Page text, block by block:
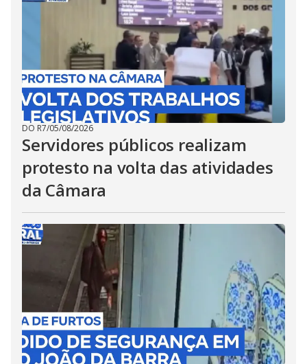
DO R7/05/08/2026
Servidores públicos realizam
protesto na volta das atividades
da Câmara